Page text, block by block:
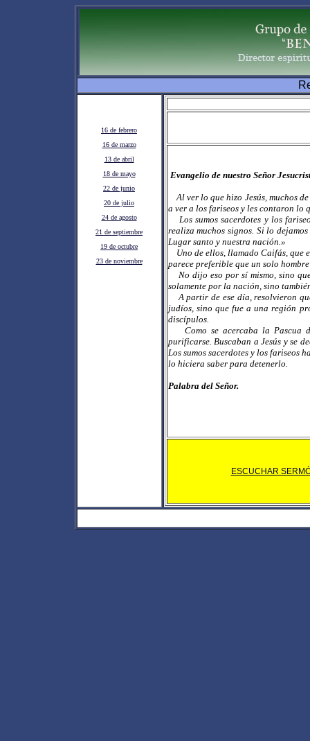
16 de febrero
16 de marzo
13 de abril
18 de mayo
22 de junio
20 de julio
24 de agosto
21 de septiembre
19 de octubre
23 de noviembre
Evangelio de nuestro Señor
Al ver lo que hizo Jesús, muchos
a ver a los fariseos y les contaron lo
Los sumos sacerdotes y los
realiza muchos signos. Si lo
Lugar santo y nuestra nación.»
Uno de ellos, llamado Caifás, que
parece preferible que un solo
No dijo eso por sí mismo, sino
solamente por la nación, sino
A partir de ese día, resolvieron
judíos, sino que fue a una región
discípulos.
Como se acercaba la Pascua
purificarse. Buscaban a Jesús y se
Los sumos sacerdotes y los fariseos
lo hiciera saber para detenerlo.
Palabra del Señor.
ESCUCHAR